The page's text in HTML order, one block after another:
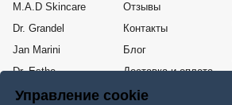
Управление cookie
M.A.D Skincare
Dr. Grandel
Jan Marini
Dr. Esthe
Me Line
Отзывы
Контакты
Блог
Доставка и оплата
Возврат товара